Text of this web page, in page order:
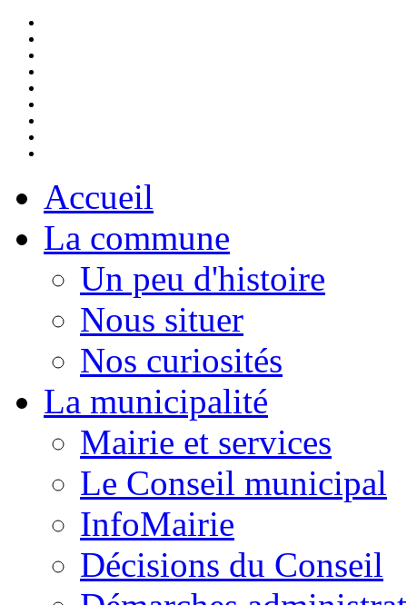
Accueil
La commune
Un peu d'histoire
Nous situer
Nos curiosités
La municipalité
Mairie et services
Le Conseil municipal
InfoMairie
Décisions du Conseil